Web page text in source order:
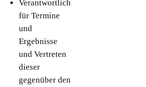
Verantwortlich
für Termine
und
Ergebnisse
und Vertreten
dieser
gegenüber den